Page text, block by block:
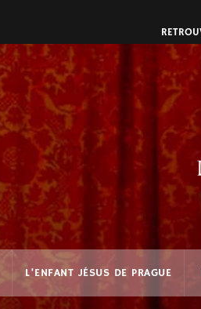
L’ENFANT JÉSUS DE PRAGUE